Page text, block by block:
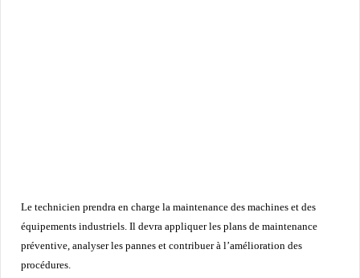
Le technicien prendra en charge la maintenance des machines et des
équipements industriels. Il devra appliquer les plans de maintenance
préventive, analyser les pannes et contribuer à l’amélioration des
procédures.